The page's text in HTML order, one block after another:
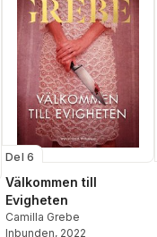
Del 6
Välkommen till
Evigheten
Camilla Grebe
Inbunden, 2022